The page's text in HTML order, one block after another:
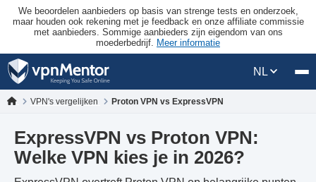
We beoordelen aanbieders op basis van strenge tests en onderzoek,
maar houden ook rekening met je feedback en onze affiliate commissie
met aanbieders. Sommige aanbieders zijn eigendom van ons
moederbedrijf. Meer informatie
NL
VPN's vergelijken Proton VPN vs ExpressVPN
ExpressVPN vs Proton VPN:
Welke VPN kies je in 2026?